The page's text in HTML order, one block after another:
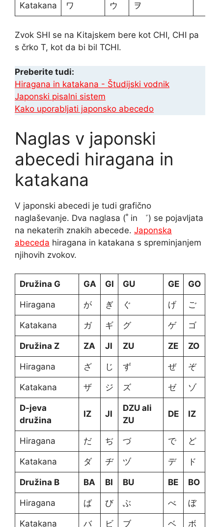
Katakana ワ ウ ヲ
Zvok SHI se na Kitajskem bere kot CHI, CHI pa
s črko T, kot da bi bil TCHI.
Preberite tudi:
Hiragana in katakana - Študijski vodnik
Japonski pisalni sistem
Kako uporabljati japonsko abecedo
Naglas v japonski
abecedi hiragana in
katakana
V japonski abecedi je tudi grafično
naglaševanje. Dva naglasa (˚ in ゛) se pojavljata
na nekaterih znakih abecede. Japonska
abeceda hiragana in katakana s spreminjanjem
njihovih zvokov.
Družina G GA GI GU GE GO
Hiragana が ぎ ぐ げ ご
Katakana ガ ギ グ ゲ ゴ
Družina Z ZA JI ZU ZE ZO
Hiragana ざ じ ず ぜ ぞ
Katakana ザ ジ ズ ゼ ゾ
D-jeva
družina
IZ JI
DZU ali
ZU
DE IZ
Hiragana だ ぢ づ で ど
Katakana ダ ヂ ヅ デ ド
Družina B BA BI BU BE BO
Hiragana ば び ぶ べ ぼ
Katakana バ ビ ブ ベ ボ